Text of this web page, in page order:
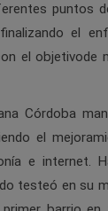
puntos
el
el objetivode
Córdoba
el
e internet.
testeó en su